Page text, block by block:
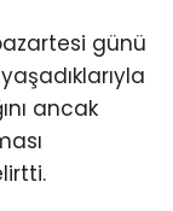
günü
ancak